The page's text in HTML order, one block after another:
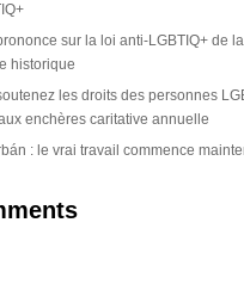
sur la loi anti-LGBTIQ+ de la
historique
les droits des personnes
enchères caritative annuelle
: le vrai travail commence